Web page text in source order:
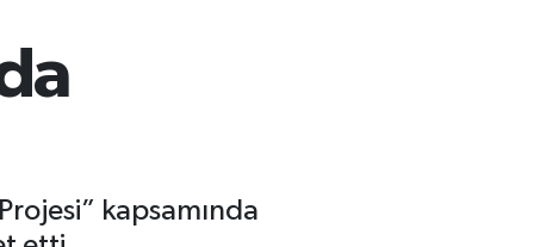
kapsamında